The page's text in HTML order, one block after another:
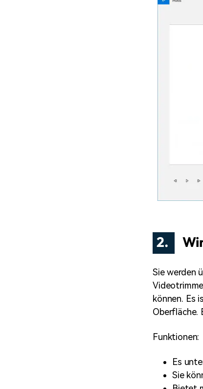
2.
Sie werden
können. Es
Oberfläche.
Funktionen:
Es
Sie